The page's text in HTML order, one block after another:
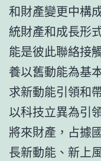
和財產變更中構
統財產和成長形
能是彼此聯絡接
養以舊動能為基
求新動能引領和
以科技立異為引
將來財產，占據
長新動能、新上